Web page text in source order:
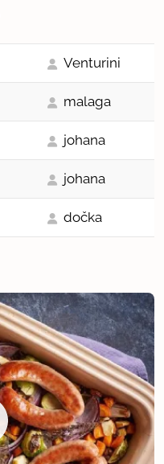
Venturini
malaga
johana
johana
dočka